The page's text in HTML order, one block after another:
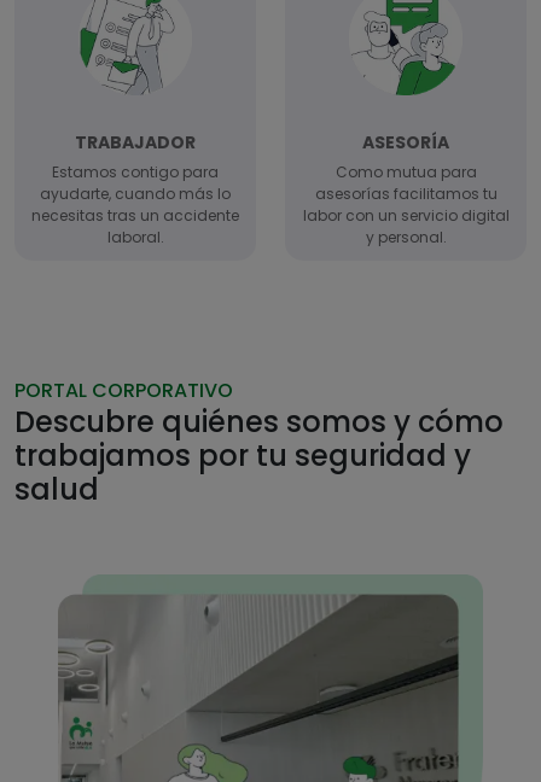
TRABAJADOR
Estamos contigo para
ayudarte, cuando más lo
necesitas tras un accidente
laboral.
ASESORÍA
Como mutua para
asesorías facilitamos tu
labor con un servicio digital
y personal.
PORTAL CORPORATIVO
Descubre quiénes somos y cómo
trabajamos por tu seguridad y
salud